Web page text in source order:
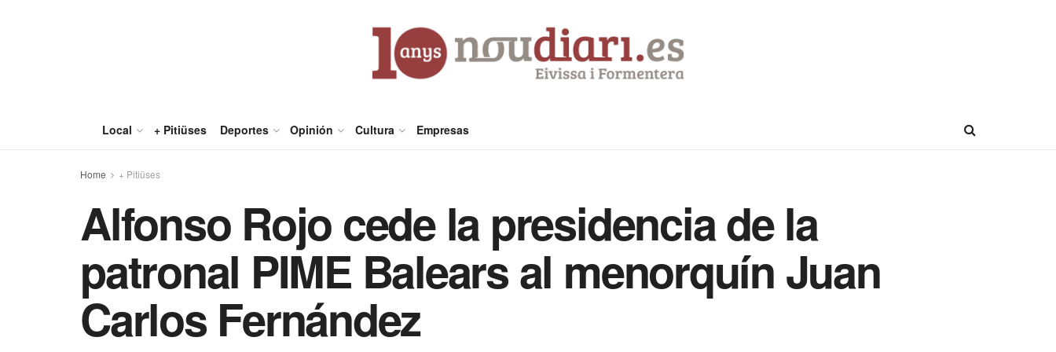
Local + Pitiüses Deportes Opinión Cultura Empresas
Home + Pitiüses
Alfonso Rojo cede la presidencia de la
patronal PIME Balears al menorquín Juan
Carlos Fernández